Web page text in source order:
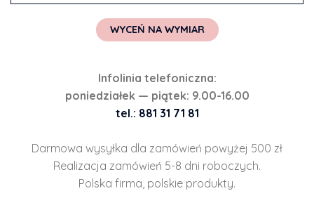
WYCEŃ NA WYMIAR
Infolinia telefoniczna:
poniedziałek — piątek: 9.00-16.00
tel.: 881 31 71 81
Darmowa wysyłka dla zamówień powyżej 500 zł
Realizacja zamówień 5-8 dni roboczych.
Polska firma, polskie produkty.